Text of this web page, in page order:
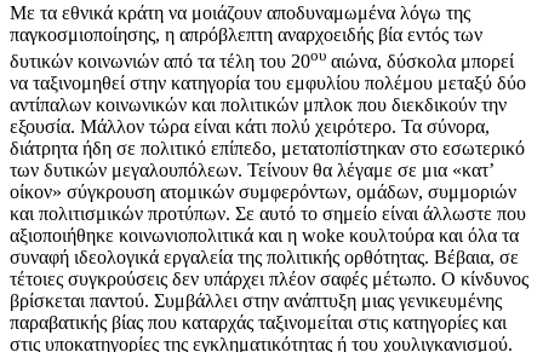
Με τα εθνικά κράτη να μοιάζουν αποδυναμωμένα λόγω της
παγκοσμιοποίησης, η απρόβλεπτη αναρχοειδής βία εντός των
δυτικών κοινωνιών από τα τέλη του 20ου αιώνα, δύσκολα μπορεί
να ταξινομηθεί στην κατηγορία του εμφυλίου πολέμου μεταξύ δύο
αντίπαλων κοινωνικών και πολιτικών μπλοκ που διεκδικούν την
εξουσία. Μάλλον τώρα είναι κάτι πολύ χειρότερο. Τα σύνορα,
διάτρητα ήδη σε πολιτικό επίπεδο, μετατοπίστηκαν στο εσωτερικό
των δυτικών μεγαλουπόλεων. Τείνουν θα λέγαμε σε μια «κατ’
οίκον» σύγκρουση ατομικών συμφερόντων, ομάδων, συμμοριών
και πολιτισμικών προτύπων. Σε αυτό το σημείο είναι άλλωστε που
αξιοποιήθηκε κοινωνιοπολιτικά και η woke κουλτούρα και όλα τα
συναφή ιδεολογικά εργαλεία της πολιτικής ορθότητας. Βέβαια, σε
τέτοιες συγκρούσεις δεν υπάρχει πλέον σαφές μέτωπο. Ο κίνδυνος
βρίσκεται παντού. Συμβάλλει στην ανάπτυξη μιας γενικευμένης
παραβατικής βίας που καταρχάς ταξινομείται στις κατηγορίες και
στις υποκατηγορίες της εγκληματικότητας ή του χουλιγκανισμού.